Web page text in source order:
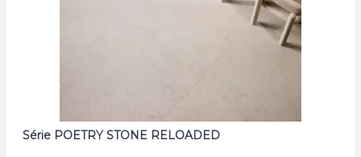
Série POETRY STONE RELOADED